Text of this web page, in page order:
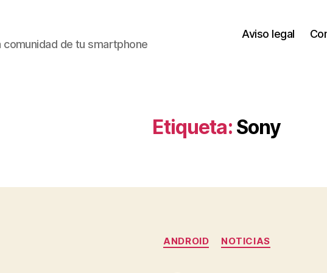
comunidad de tu smartphone
Aviso legal
Etiqueta: Sony
Categorías
ANDROID NOTICIAS